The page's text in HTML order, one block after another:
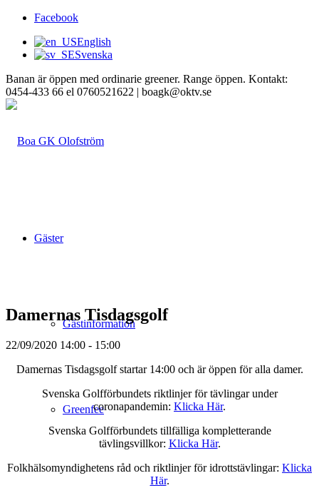
Facebook
English
Svenska
Banan är öppen med ordinarie greener. Range öppen. Kontakt:
0454-433 66 el 0760521622 | boagk@oktv.se
Gäster
Gästinformation
Greenfee
Damernas Tisdagsgolf
22/09/2020 14:00 - 15:00
Damernas Tisdagsgolf startar 14:00 och är öppen för alla damer.
Svenska Golfförbundets riktlinjer för tävlingar under
coronapandemin: Klicka Här.
Svenska Golfförbundets tillfälliga kompletterande
tävlingsvillkor: Klicka Här.
Folkhälsomyndighetens råd och riktlinjer för idrottstävlingar: Klicka
Här.